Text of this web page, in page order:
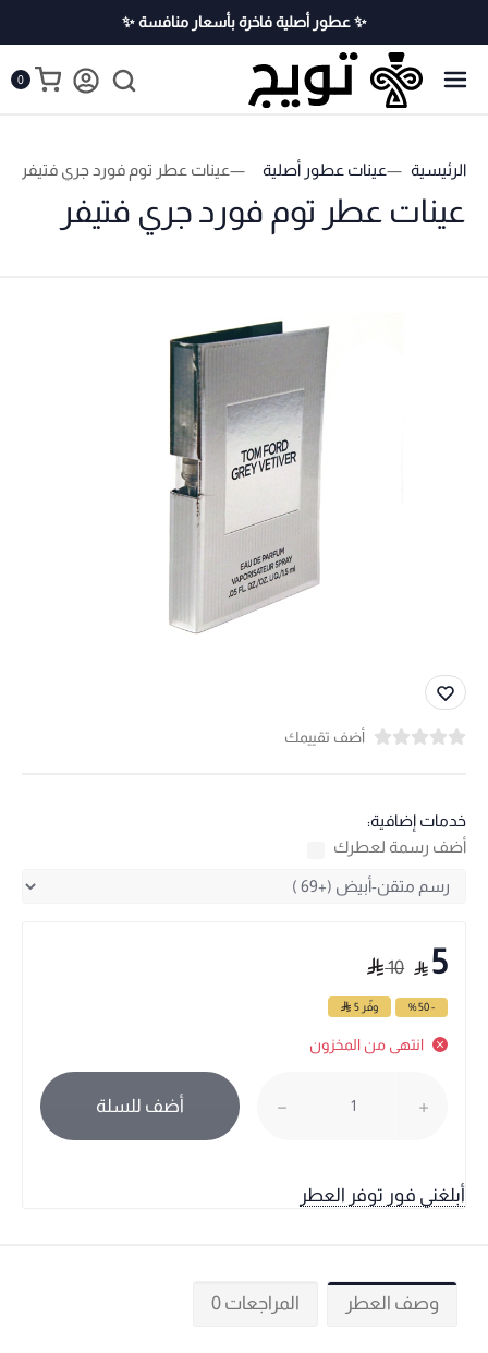
✨ عطور أصلية فاخرة بأسعار منافسة ✨
0
الرئيسية عينات عطور أصلية عينات عطر توم فورد جري فتيفر
عينات عطر توم فورد جري فتيفر
أضف تقييمك
خدمات إضافية:
أضف رسمة لعطرك
5
10
- 50 % وفّر 5
انتهى من المخزون
أضف للسلة
أبلغني فور توفر العطر
وصف العطر المراجعات 0